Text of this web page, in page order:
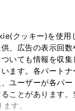
クッキー)を使用
、広告の表示回数
いても情報を収集
ます。各パート
ユーザーが各パ
ことがあります
す。
積り